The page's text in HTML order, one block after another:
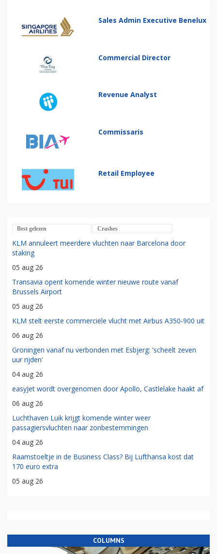
Sales Admin Executive Benelux
Commercial Director
Revenue Analyst
Commissaris
Retail Employee
Best gelezen Crashes
KLM annuleert meerdere vluchten naar Barcelona door
staking
05 aug 26
Transavia opent komende winter nieuwe route vanaf
Brussels Airport
05 aug 26
KLM stelt eerste commerciële vlucht met Airbus A350-900 uit
06 aug 26
Groningen vanaf nu verbonden met Esbjerg: 'scheelt zeven
uur rijden'
04 aug 26
easyJet wordt overgenomen door Apollo, Castlelake haakt af
06 aug 26
Luchthaven Luik krijgt komende winter weer
passagiersvluchten naar zonbestemmingen
04 aug 26
Raamstoeltje in de Business Class? Bij Lufthansa kost dat
170 euro extra
05 aug 26
COLUMNS